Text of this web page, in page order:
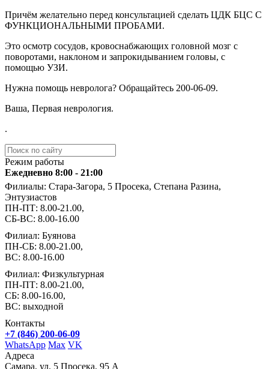
Причём желательно перед консультацией сделать ЦДК БЦС С
ФУНКЦИОНАЛЬНЫМИ ПРОБАМИ.
Это осмотр сосудов, кровоснабжающих головной мозг с
поворотами, наклоном и запрокидыванием головы, с
помощью УЗИ.
Нужна помощь невролога? Обращайтесь ️200-06-09.
Ваша, Первая неврология.
.
Режим работы
Ежедневно 8:00 - 21:00
Филиалы: Стара-Загора, 5 Просека, Степана Разина,
Энтузиастов
ПН-ПТ: 8.00-21.00,
СБ-ВС: 8.00-16.00
Филиал: Буянова
ПН-СБ: 8.00-21.00,
ВС: 8.00-16.00
Филиал: Физкультурная
ПН-ПТ: 8.00-21.00,
СБ: 8.00-16.00,
ВС: выходной
Контакты
+7 (846) 200-06-09
WhatsApp Max VK
Адреса
Самара, ул. 5 Просека, 95 А